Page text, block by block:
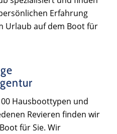
Erfahrung
Urlaub auf dem Boot für
Hausboottypen und
Revieren finden wir
für Sie. Wir